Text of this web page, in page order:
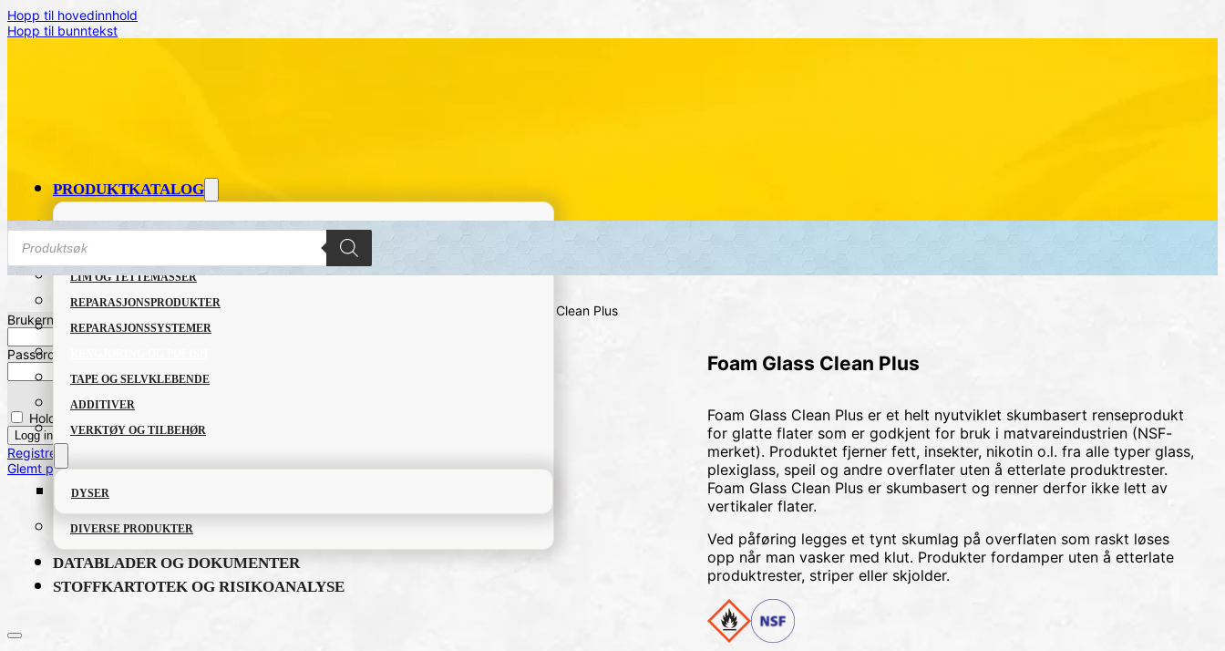
Hopp til hovedinnhold
Hopp til bunntekst
PRODUKTKATALOG
GRUNNING OG LAKK
LIM OG TETTEMASSER
REPARASJONSPRODUKTER
REPARASJONSSYSTEMER
TAPE OG SELVKLEBENDE
ADDITIVER
VERKTØY OG TILBEHØR
DYSER
DIVERSE PRODUKTER
DATABLADER OG DOKUMENTER
STOFFKARTOTEK OG RISIKOANALYSE
Products
search
Brukernavn eller Epost
Passord
Hold meg innlogget
Registrere bruker
Glemt passordet?
Hjem Foam Glass Clean Plus
Foam Glass Clean Plus
Foam Glass Clean Plus er et helt nyutviklet skumbasert renseprodukt
for glatte flater som er godkjent for bruk i matvareindustrien (NSF-
merket). Produktet fjerner fett, insekter, nikotin o.l. fra alle typer glass,
plexiglass, speil og andre overflater uten å etterlate produktrester.
Foam Glass Clean Plus er skumbasert og renner derfor ikke lett av
vertikaler flater.
Ved påføring legges et tynt skumlag på overflaten som raskt løses
opp når man vasker med klut. Produkter fordamper uten å etterlate
produktrester, striper eller skjolder.